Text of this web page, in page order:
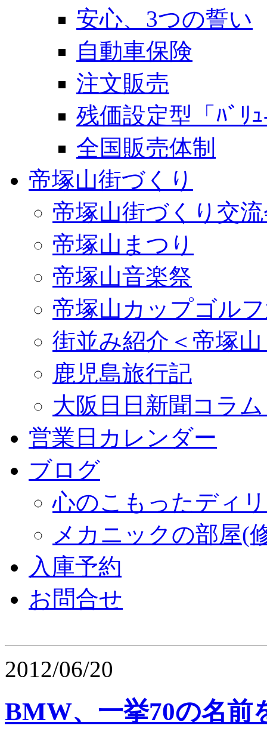
安心、3つの誓い
自動車保険
注文販売
残価設定型「ﾊﾞﾘ
全国販売体制
帝塚山街づくり
帝塚山街づくり交
帝塚山まつり
帝塚山音楽祭
帝塚山カップゴル
街並み紹介＜帝塚
鹿児島旅行記
大阪日日新聞コラ
営業日カレンダー
ブログ
心のこもったディ
メカニックの部屋(
入庫予約
お問合せ
2012/06/20
BMW、一挙70の名